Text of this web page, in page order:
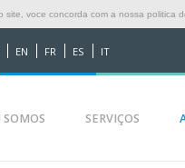
voce concorda com a nossa politica
EN FR ES IT
SERVIÇOS